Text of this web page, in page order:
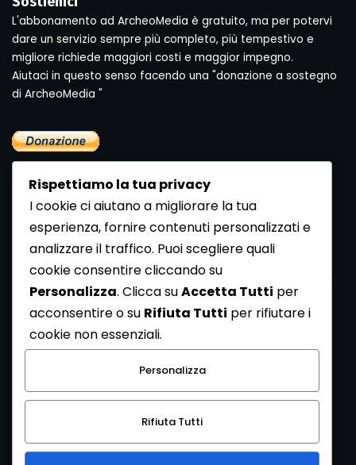
L'abbonamento ad ArcheoMedia è gratuito, ma per potervi
dare un servizio sempre più completo, più tempestivo e
migliore richiede maggiori costi e maggior impegno.
Aiutaci in questo senso facendo una "donazione a sostegno
di ArcheoMedia "
Newsletter
Se vuoi ricevere la Rivista gratuita di archeologia realizzata
dalla Redazione di ArcheoMedia iscriviti alla nostra
Newsletter [Clicca Qui]
Con l'invio del messaggio l'utente dichiara di aver letto
l’informativa sulla privacy e di acconsentire al trattamento
dei propri dati personali.
Rispettiamo la tua privacy
I cookie ci aiutano a migliorare la tua
esperienza, fornire contenuti personalizzati e
analizzare il traffico. Puoi scegliere quali
cookie consentire cliccando su
Personalizza. Clicca suAccetta Tutti per
acconsentire o su Rifiuta Tutti per rifiutare i
cookie non essenziali.
Personalizza
Rifiuta Tutti